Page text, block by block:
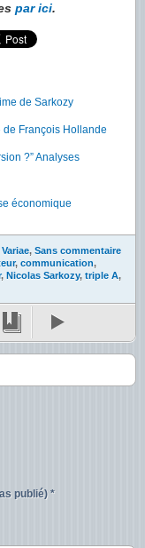
par ici.
de Sarkozy
de François Hollande
?” Analyses
économique
, Sans commentaire
, communication,
, Nicolas Sarkozy, triple A,
publié) *